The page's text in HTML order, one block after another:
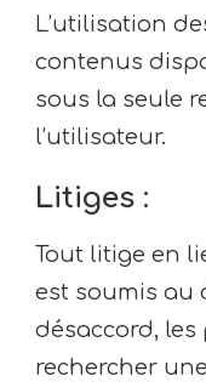
L’utilisation
contenus
sous la seule
l’utilisateur.
Litiges :
Tout litige en
est soumis au
désaccord,
rechercher